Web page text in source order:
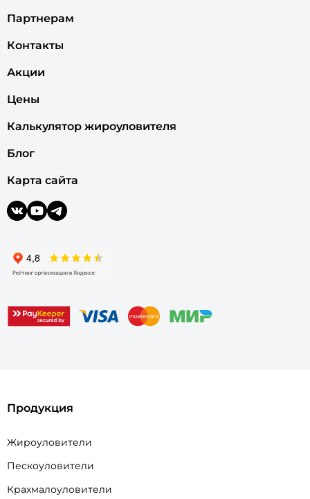
Партнерам
Контакты
Акции
Цены
Калькулятор жироуловителя
Блог
Карта сайта
Продукция
Жироуловители
Пескоуловители
Крахмалоуловители